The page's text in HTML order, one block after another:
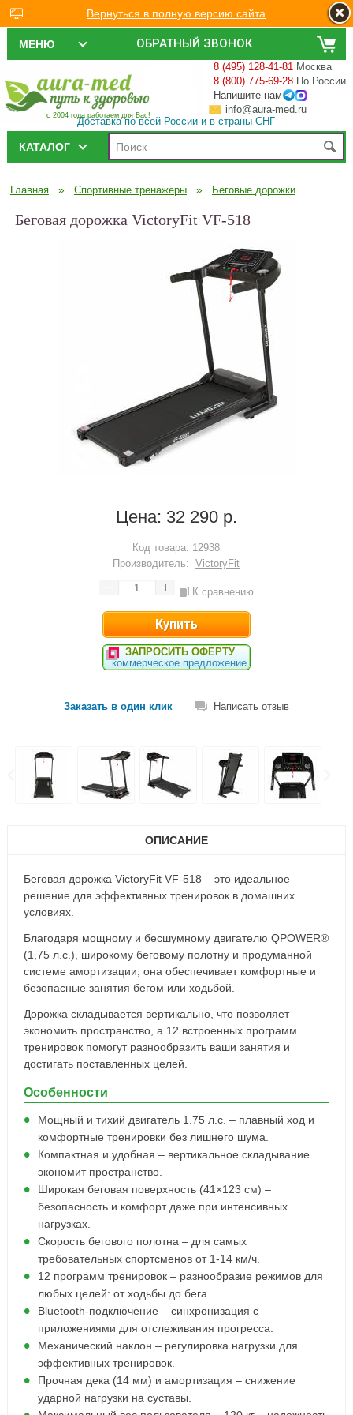
ОБРАТНЫЙ ЗВОНОК
МЕНЮ
с 2004 года работаем для Вас!
8 (495) 128-41-81 Москва
8 (800) 775-69-28 По России
Напишите нам
info@aura-med.ru
Доставка по всей России и в страны СНГ
КАТАЛОГ
Главная » Спортивные тренажеры » Беговые дорожки
Беговая дорожка VictoryFit VF-518
Цена: 32 290 р.
Код товара: 12938
Производитель:
VictoryFit
К сравнению
ЗАПРОСИТЬ ОФЕРТУ
коммерческое предложение
Заказать в один клик Написать отзыв
ОПИСАНИЕ
Беговая дорожка VictoryFit VF-518 – это идеальное
решение для эффективных тренировок в домашних
условиях.
Благодаря мощному и бесшумному двигателю QPOWER®
(1,75 л.с.), широкому беговому полотну и продуманной
системе амортизации, она обеспечивает комфортные и
безопасные занятия бегом или ходьбой.
Дорожка складывается вертикально, что позволяет
экономить пространство, а 12 встроенных программ
тренировок помогут разнообразить ваши занятия и
достигать поставленных целей.
Особенности
Мощный и тихий двигатель 1.75 л.с. – плавный ход и
комфортные тренировки без лишнего шума.
Компактная и удобная – вертикальное складывание
экономит пространство.
Широкая беговая поверхность (41×123 см) –
безопасность и комфорт даже при интенсивных
нагрузках.
Скорость бегового полотна – для самых
требовательных спортсменов от 1-14 км/ч.
12 программ тренировок – разнообразие режимов для
любых целей: от ходьбы до бега.
Bluetooth-подключение – синхронизация с
приложениями для отслеживания прогресса.
Механический наклон – регулировка нагрузки для
эффективных тренировок.
Прочная дека (14 мм) и амортизация – снижение
ударной нагрузки на суставы.
Вернуться в полную версию сайта